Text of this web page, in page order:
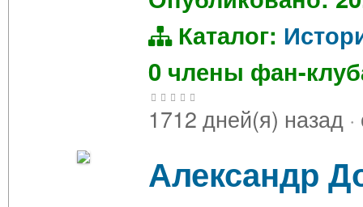
Каталог:
0 члены фан-
1712 дней(я) назад ·
Александр